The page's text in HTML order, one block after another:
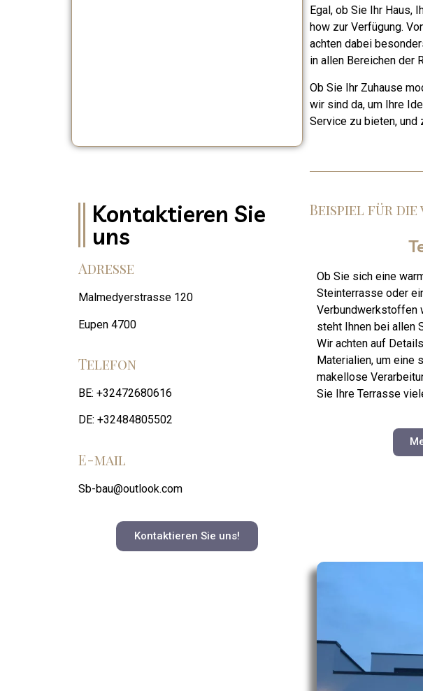
Egal, ob Sie Ihr Haus,
how zur Verfügung.
achten dabei
in allen Bereichen der
Ob Sie Ihr Zuhause
wir sind da, um Ihre
Service zu bieten, und
Kontaktieren Sie
uns
Adresse
Malmedyerstrasse 120
Eupen 4700
Telefon
BE: +32472680616
DE: +32484805502
E-mail
Sb-bau@outlook.com
Kontaktieren Sie uns!
Beispiel für
Ob Sie sich eine
Steinterrasse oder
Verbundwerkstoffen
steht Ihnen bei allen
Wir achten auf
Materialien, um eine
makellose
Sie Ihre Terrasse